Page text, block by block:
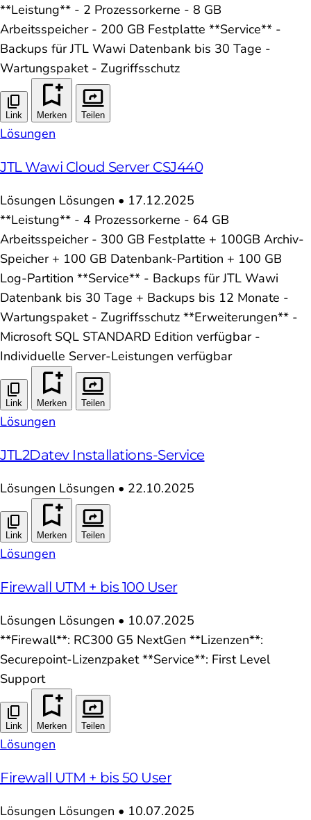
**Leistung** - 2 Prozessorkerne - 8 GB
Arbeitsspeicher - 200 GB Festplatte **Service** -
Backups für JTL Wawi Datenbank bis 30 Tage -
Wartungspaket - Zugriffsschutz
Link Merken Teilen
Lösungen
JTL Wawi Cloud Server CSJ440
Lösungen Lösungen • 17.12.2025
**Leistung** - 4 Prozessorkerne - 64 GB
Arbeitsspeicher - 300 GB Festplatte + 100GB Archiv-
Speicher + 100 GB Datenbank-Partition + 100 GB
Log-Partition **Service** - Backups für JTL Wawi
Datenbank bis 30 Tage + Backups bis 12 Monate -
Wartungspaket - Zugriffsschutz **Erweiterungen** -
Microsoft SQL STANDARD Edition verfügbar -
Individuelle Server-Leistungen verfügbar
Link Merken Teilen
Lösungen
JTL2Datev Installations-Service
Lösungen Lösungen • 22.10.2025
Link Merken Teilen
Lösungen
Firewall UTM + bis 100 User
Lösungen Lösungen • 10.07.2025
**Firewall**: RC300 G5 NextGen **Lizenzen**:
Securepoint-Lizenzpaket **Service**: First Level
Support
Link Merken Teilen
Lösungen
Firewall UTM + bis 50 User
Lösungen Lösungen • 10.07.2025